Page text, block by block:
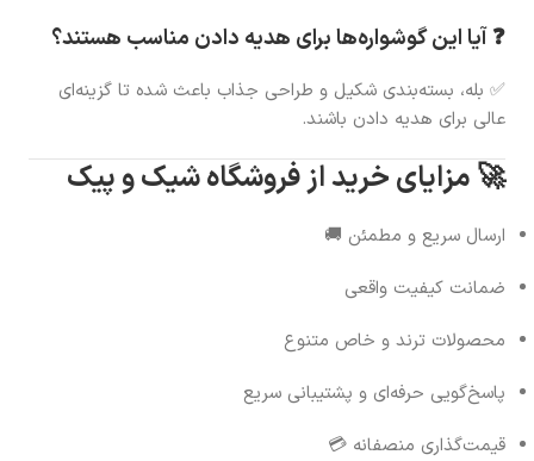
❓ آیا این گوشواره‌ها برای هدیه دادن مناسب هستند؟
✅ بله، بسته‌بندی شکیل و طراحی جذاب باعث شده تا گزینه‌ای
عالی برای هدیه دادن باشند.
🚀 مزایای خرید از فروشگاه شیک و پیک
ارسال سریع و مطمئن 🚚
ضمانت کیفیت واقعی
محصولات ترند و خاص متنوع
پاسخ‌گویی حرفه‌ای و پشتیبانی سریع
قیمت‌گذاری منصفانه 💳